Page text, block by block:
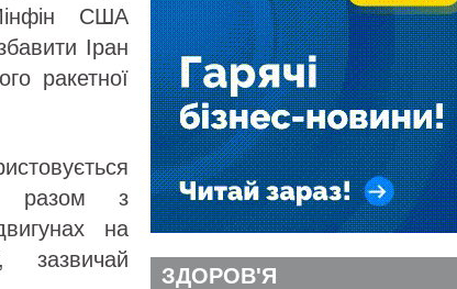
США
Іран
ракетної
разом з
на
ЗДОРОВ'Я